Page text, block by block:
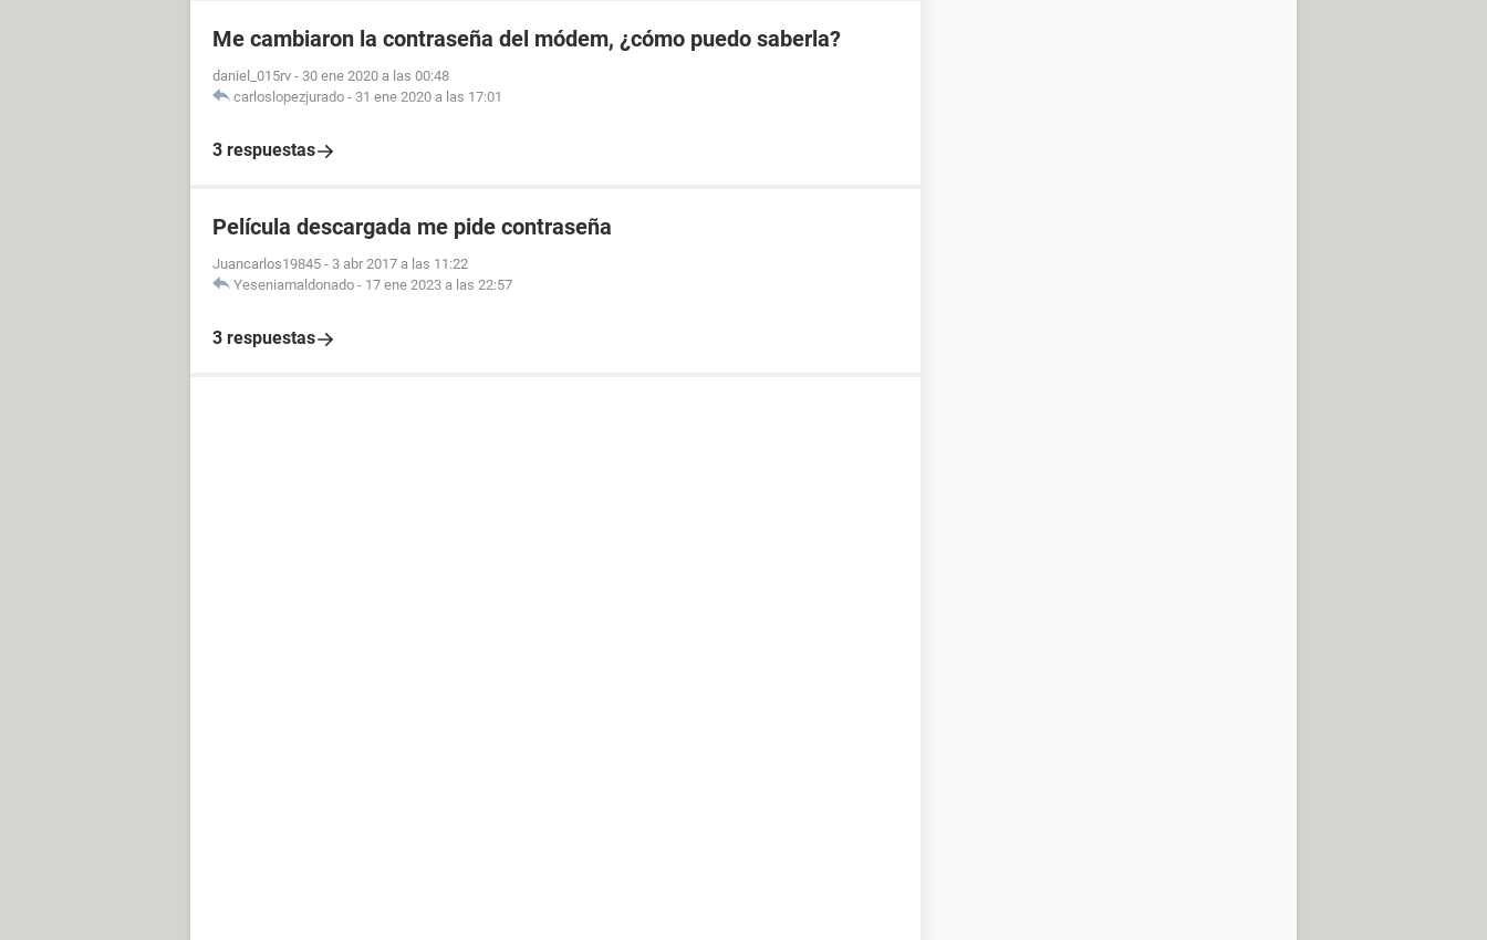
Me cambiaron la contraseña del módem, ¿cómo puedo saberla?
daniel_015rv - 30 ene 2020 a las 00:48
carloslopezjurado - 31 ene 2020 a las 17:01
3 respuestas
Película descargada me pide contraseña
Juancarlos19845 - 3 abr 2017 a las 11:22
Yeseniamaldonado - 17 ene 2023 a las 22:57
3 respuestas